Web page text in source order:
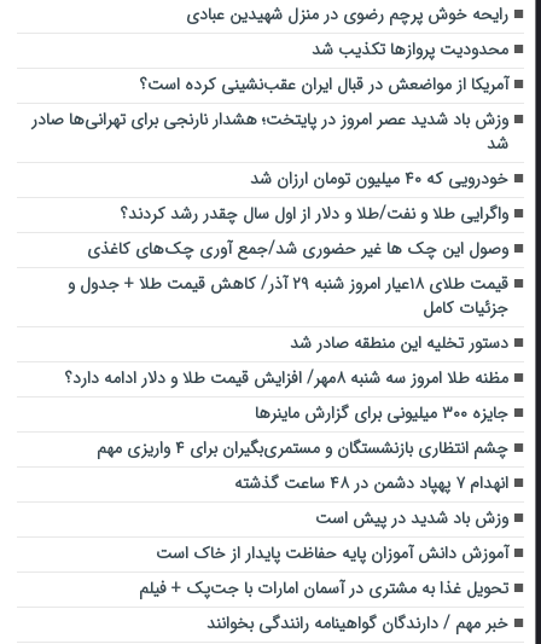
رایحه خوش پرچم رضوی در منزل شهیدین عبادی
محدودیت پروازها تکذیب شد
آمریکا از مواضعش در قبال ایران عقب‌نشینی کرده است؟
وزش باد شدید عصر امروز در پایتخت؛ هشدار نارنجی برای تهرانی‌ها صادر
شد
خودرویی که ۴۰ میلیون تومان ارزان شد
واگرایی طلا و نفت/طلا و دلار از اول سال چقدر رشد کردند؟
وصول این چک ها غیر حضوری شد/جمع آوری چک‌های کاغذی
قیمت طلای ۱۸عیار امروز شنبه ۲۹ آذر/ کاهش قیمت طلا + جدول و
جزئیات کامل
دستور تخلیه این منطقه صادر شد
مظنه طلا امروز سه شنبه ۸مهر/ افزایش قیمت طلا و دلار ادامه دارد؟
جایزه ۳۰۰ میلیونی برای گزارش ماینرها
چشم انتظاری بازنشستگان و مستمری‌بگیران برای ۴ واریزی مهم
انهدام ۷ پهپاد دشمن در ۴۸ ساعت گذشته
وزش باد شدید در پیش است
آموزش دانش‌ آموزان پایه حفاظت پایدار از خاک است
تحویل غذا به مشتری در آسمان امارات با جت‌پک + فیلم
خبر مهم / دارندگان گواهینامه رانندگی بخوانند